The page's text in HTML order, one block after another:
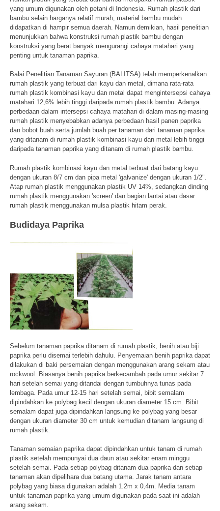
yang umum digunakan oleh petani di Indonesia. Rumah plastik dari
bambu selain harganya relatif murah, material bambu mudah
didapatkan di hampir semua daerah. Namun demikian, hasil penelitian
menunjukkan bahwa konstruksi rumah plastik bambu dengan
konstruksi yang berat banyak mengurangi cahaya matahari yang
penting untuk tanaman paprika.
Balai Penelitian Tanaman Sayuran (BALITSA) telah memperkenalkan
rumah plastik yang terbuat dari kayu dan metal, dimana rata-rata
rumah plastik kombinasi kayu dan metal dapat mengintersepsi cahaya
matahari 12,6% lebih tinggi daripada rumah plastik bambu. Adanya
perbedaan dalam intersepsi cahaya matahari di dalam masing-masing
rumah plastik menyebabkan adanya perbedaan hasil panen paprika
dan bobot buah serta jumlah buah per tanaman dari tanaman paprika
yang ditanam di rumah plastik kombinasi kayu dan metal lebih tinggi
daripada tanaman paprika yang ditanam di rumah plastik bambu.
Rumah plastik kombinasi kayu dan metal terbuat dari batang kayu
dengan ukuran 8/7 cm dan pipa metal 'galvanize' dengan ukuran 1/2".
Atap rumah plastik menggunakan plastik UV 14%, sedangkan dinding
rumah plastik menggunakan 'screen' dan bagian lantai atau dasar
rumah plastik menggunakan mulsa plastik hitam perak.
Budidaya Paprika
Sebelum tanaman paprika ditanam di rumah plastik, benih atau biji
paprika perlu disemai terlebih dahulu. Penyemaian benih paprika dapat
dilakukan di baki persemaian dengan menggunakan arang sekam atau
rockwool. Biasanya benih paprika berkecambah pada umur sekitar 7
hari setelah semai yang ditandai dengan tumbuhnya tunas pada
lembaga. Pada umur 12-15 hari setelah semai, bibit semalam
dipindahkan ke polybag kecil dengan ukuran diameter 15 cm. Bibit
semalam dapat juga dipindahkan langsung ke polybag yang besar
dengan ukuran diameter 30 cm untuk kemudian ditanam langsung di
rumah plastik.
Tanaman semaian paprika dapat dipindahkan untuk tanam di rumah
plastik setelah mempunyai dua daun atau sekitar enam minggu
setelah semai. Pada setiap polybag ditanam dua paprika dan setiap
tanaman akan dipelihara dua batang utama. Jarak tanam antara
polybag yang biasa digunakan adalah 1.2m x 0,4m. Media tanam
untuk tanaman paprika yang umum digunakan pada saat ini adalah
arang sekam.